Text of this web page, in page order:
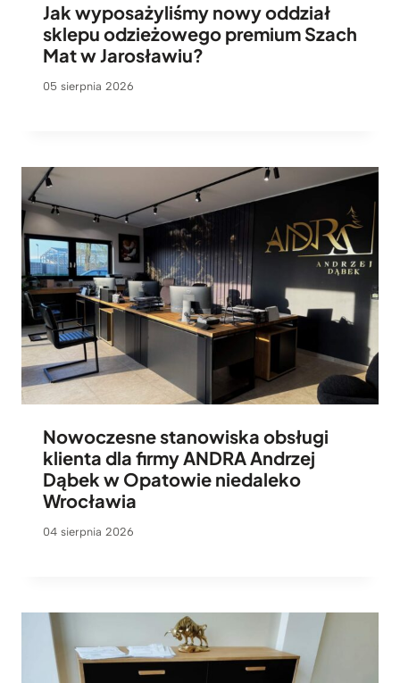
Jak wyposażyliśmy nowy oddział
sklepu odzieżowego premium Szach
Mat w Jarosławiu?
05 sierpnia 2026
Nowoczesne stanowiska obsługi
klienta dla firmy ANDRA Andrzej
Dąbek w Opatowie niedaleko
Wrocławia
04 sierpnia 2026